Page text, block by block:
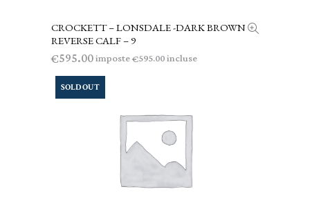
LEGGI TUTTO
CROCKETT – LONSDALE -DARK BROWN
REVERSE CALF – 9
€595.00imposte€595.00incluse
SOLD OUT